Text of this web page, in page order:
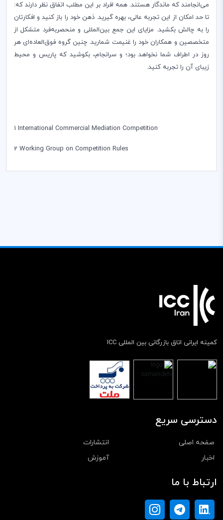
می‌انجامند که ماندگار هستند. همه افراد بر این مطلب اتفاق نظر دارند که:
تا حد امکان از این تجربه عالی، بهره گیرید. ذهن خود را باز کنید و افکارتان
را به چالش بکشید. مزایای این جمع بین‌المللی و منحصربه‌فرد متشکل از
متخصصین و همکاران خود را غنیمت شمارید. چنین گروه فوق‌العاده‌ای هر
روز در اطراف شما نخواهد بود؛ و سرانجام، بکوشید که پاریس و محیط
زیبای آن را تجربه کنید.
1 International Commercial Mediation Competition
2 Working Group on Competition Rules
کمیته ایرانی اتاق بازرگانی بین المللی ICC
دسترسی سریع
صفحه اصلی
انتشارات
اخبار
آموزش
ارتباط با ما